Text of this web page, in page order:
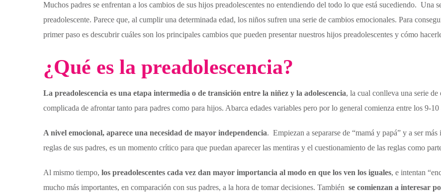
Muchos padres se enfrentan a los cambios de sus hijos preadolescentes no entendiendo del todo lo que está sucediendo. Una
preadolescente. Parece que, al cumplir una determinada edad, los niños sufren una serie de cambios emocionales. Para
primer paso es descubrir cuáles son los principales cambios que pueden presentar nuestros hijos preadolescentes y cómo
¿Qué es la preadolescencia?
La preadolescencia es una etapa intermedia o de transición entre la niñez y la adolescencia, la cual conlleva una serie
complicada de afrontar tanto para padres como para hijos. Abarca edades variables pero por lo general comienza entre los 9-
A nivel emocional, aparece una necesidad de mayor independencia. Empiezan a separarse de “mamá y papá” y a ser
reglas de sus padres, es un momento crítico para que puedan aparecer las mentiras y el cuestionamiento de las reglas como
Al mismo tiempo, los preadolescentes cada vez dan mayor importancia al modo en que los ven los iguales, e intentan
mucho más importantes, en comparación con sus padres, a la hora de tomar decisiones. También se comienzan a interesar